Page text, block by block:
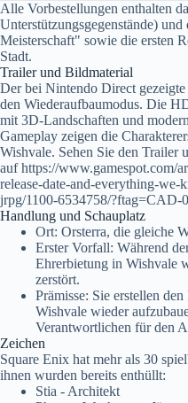
Alle Vorbestellungen enthalten
Unterstützungsgegenstände)
Meisterschaft" sowie die ersten
Stadt.
Trailer und Bildmaterial
Der bei Nintendo Direct
den Wiederaufbaumodus. Die
mit 3D-Landschaften und
Gameplay zeigen die
Wishvale. Sehen Sie den Trailer
auf https://www.gamespot.com/
release-date-and-everything-
jrpg/1100-6534758/?ftag=CAD-
Handlung und Schauplatz
Ort: Orsterra, die gleiche
Erster Vorfall: Während
Ehrerbietung in Wishvale
zerstört.
Prämisse: Sie erstellen
Wishvale wieder
Verantwortlichen für den
Zeichen
Square Enix hat mehr als 30
ihnen wurden bereits enthüllt:
Stia - Architekt